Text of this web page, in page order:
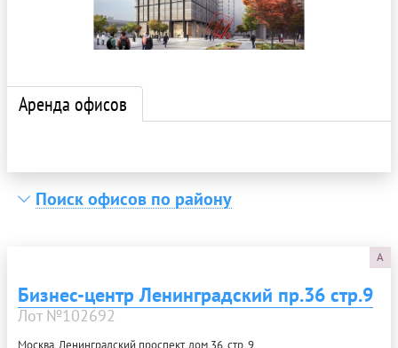
Аренда офисов
Поиск офисов по району
A
Бизнес-центр Ленинградский пр.36 стр.9
Лот №102692
Москва, Ленинградский проспект, дом 36, стр. 9